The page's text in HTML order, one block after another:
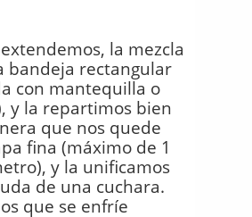
la mezcla
bandeja rectangular
con mantequilla o
y la repartimos bien
que nos quede
fina (máximo de 1
y la unificamos
de una cuchara.
que se enfríe